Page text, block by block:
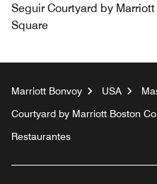
Seguir Courtyard by
Square
Marriott Bonvoy USA
Courtyard by Marriott Boston
Restaurantes